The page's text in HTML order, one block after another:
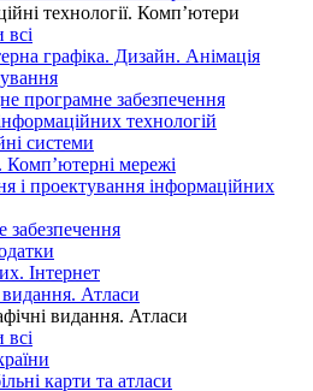
технології. Комп’ютери
всі
графіка. Дизайн. Анімація
програмне забезпечення
технологій
системи
Комп’ютерні мережі
і проектування інформаційних
забезпечення
Інтернет
видання. Атласи
видання. Атласи
всі
карти та атласи